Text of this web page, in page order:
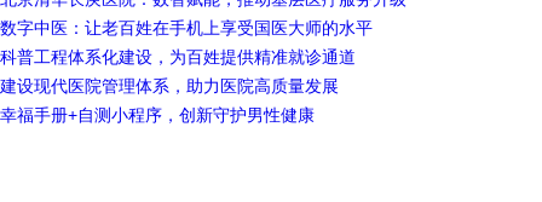
数字中医：让老百姓在手机上享受国医大师的水平
科普工程体系化建设，为百姓提供精准就诊通道
建设现代医院管理体系，助力医院高质量发展
幸福手册+自测小程序，创新守护男性健康